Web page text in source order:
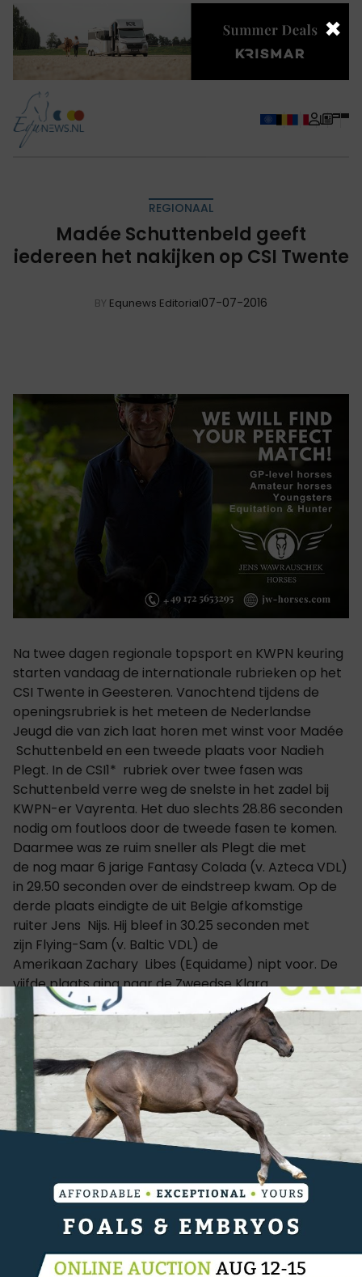
REGIONAAL
Madée Schuttenbeld geeft
iedereen het nakijken op CSI Twente
BY Equnews Editorial07-07-2016
Na twee dagen regionale topsport en KWPN keuring
starten vandaag de internationale rubrieken op het
CSI Twente in Geesteren. Vanochtend tijdens de
openingsrubriek is het meteen de Nederlandse
Jeugd die van zich laat horen met winst voor Madée
Schuttenbeld en een tweede plaats voor Nadieh
Plegt. In de CSI1* rubriek over twee fasen was
Schuttenbeld verre weg de snelste in het zadel bij
KWPN-er Vayrenta. Het duo slechts 28.86 seconden
nodig om foutloos door de tweede fasen te komen.
Daarmee was ze ruim sneller als Plegt die met
de nog maar 6 jarige Fantasy Colada (v. Azteca VDL)
in 29.50 seconden over de eindstreep kwam. Op de
derde plaats eindigte de uit Belgie afkomstige
ruiter Jens Nijs. Hij bleef in 30.25 seconden met
zijn Flying-Sam (v. Baltic VDL) de
Amerikaan Zachary Libes (Equidame) nipt voor. De
vijfde plaats ging naar de Zweedse Klara
Hammarström en Gertjev/h
Scheefkasteel (v. Moujik De Sohan).Kijk hier voor
alle resultaten.
CATEGORIËN:INTERNATIONAAL
Jeroen Dubbeldam bundelt krachten met Rolex
VOLGENDE
Kevin Beerse moet nog tandje bijschakelen op
zonnig CSI Twente
×